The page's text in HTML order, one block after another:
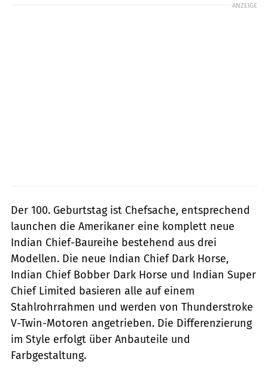
ANZEIGE
Der 100. Geburtstag ist Chefsache, entsprechend
launchen die Amerikaner eine komplett neue
Indian Chief-Baureihe bestehend aus drei
Modellen. Die neue Indian Chief Dark Horse,
Indian Chief Bobber Dark Horse und Indian Super
Chief Limited basieren alle auf einem
Stahlrohrrahmen und werden von Thunderstroke
V-Twin-Motoren angetrieben. Die Differenzierung
im Style erfolgt über Anbauteile und
Farbgestaltung.